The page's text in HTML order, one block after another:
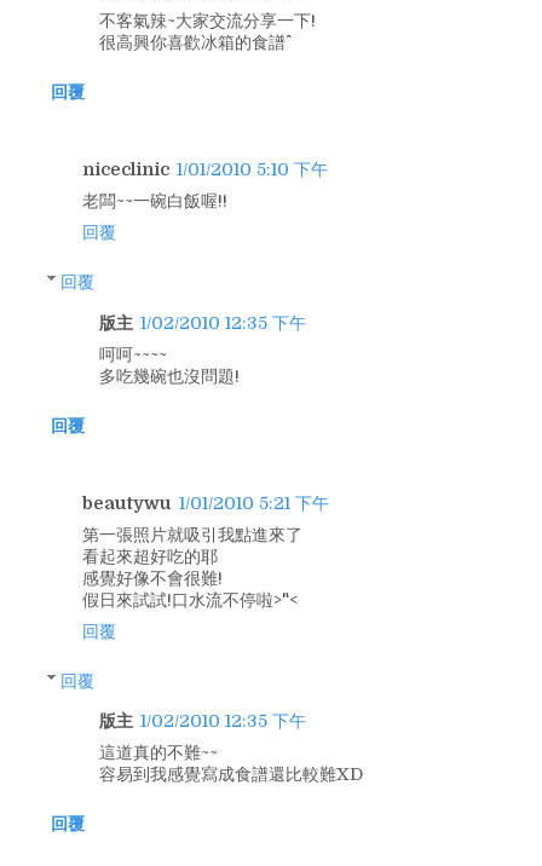
不客氣辣~大家交流分享一下!
很高興你喜歡冰箱的食譜^^
回覆
niceclinic 1/01/2010 5:10 下午
老闆~~一碗白飯喔!!
回覆
回覆
版主 1/02/2010 12:35 下午
呵呵~~~~
多吃幾碗也沒問題!
回覆
beautywu 1/01/2010 5:21 下午
第一張照片就吸引我點進來了
看起來超好吃的耶
感覺好像不會很難!
假日來試試!口水流不停啦>"<
回覆
回覆
版主 1/02/2010 12:35 下午
這道真的不難~~
容易到我感覺寫成食譜還比較難XD
回覆